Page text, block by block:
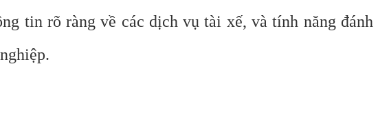
tin rõ ràng về các dịch vụ tài xế, và tính năng